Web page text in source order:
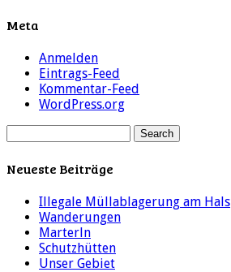
Meta
Anmelden
Eintrags-Feed
Kommentar-Feed
WordPress.org
Neueste Beiträge
Illegale Müllablagerung am Hals
Wanderungen
Marterln
Schutzhütten
Unser Gebiet